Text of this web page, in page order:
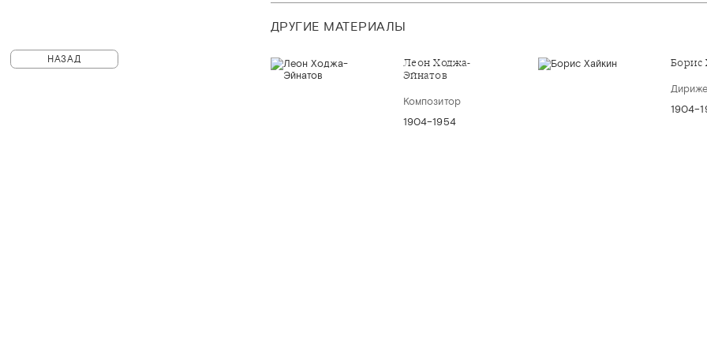
ДРУГИЕ МАТЕРИАЛЫ
Борис
Леон Ходжа-
Эйнатов
Композитор
1904–1954
НАЗАД